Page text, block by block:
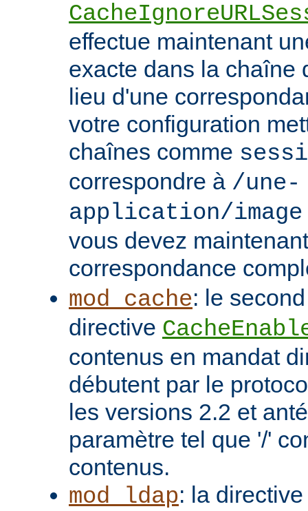
effectue maintenant
exacte dans la chaîne
lieu d'une
votre configuration
chaînes comme
correspondre à /une-
application/
vous devez
correspondance
mod_cache: le
directive
contenus en mandat
débutent par le
les versions 2.2 et
paramètre tel que '/'
contenus.
mod_ldap: la directive